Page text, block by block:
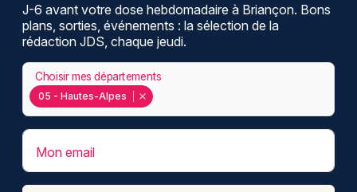
J-6 avant votre dose hebdomadaire à Briançon. Bons
plans, sorties, événements : la sélection de la
rédaction JDS, chaque jeudi.
05 - Hautes-Alpes
Choisir mes départements
Mon email